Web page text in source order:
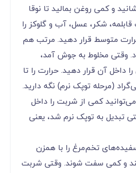
و کمی روغن بمالید تا نوقا
شکر، عسل، آب و گلوکز را
متوسط قرار دهید. مرتب هم
وقتی مخلوط به جوش آمد،
داخل آن قرار دهید. حرارت را تا
سانتی‌گراد (مرحله توپک نرم) نگه دارید.
می‌توانید کمی از شربت را داخل
تبدیل به توپک نرم شد، یعنی
تخم‌مرغ را با همزن
و کمی سفت شوند. وقتی شربت